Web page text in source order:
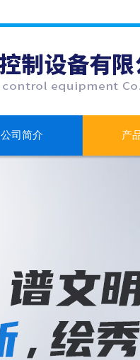
公司简介 产